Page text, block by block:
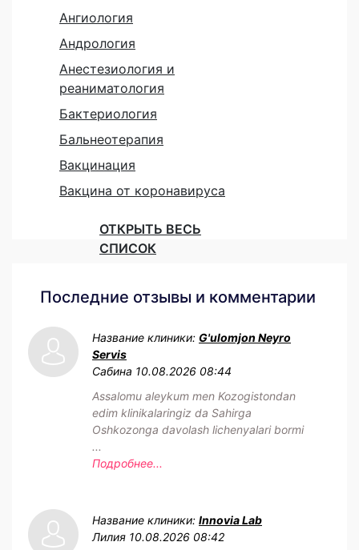
Ангиология
Андрология
Анестезиология и
реаниматология
Бактериология
Бальнеотерапия
Вакцинация
Вакцина от коронавируса
ОТКРЫТЬ ВЕСЬ
СПИСОК
Последние отзывы и комментарии
Название клиники: G'ulomjon Neyro
Servis
Сабина 10.08.2026 08:44
Assalomu aleykum men Kozogistondan
edim klinikalaringiz da Sahirga
Oshkozonga davolash lichenyalari bormi
...
Подробнее...
Название клиники: Innovia Lab
Лилия 10.08.2026 08:42